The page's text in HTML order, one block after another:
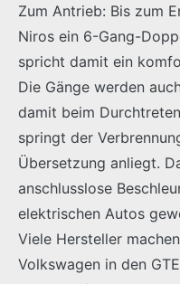
Zum Antrieb: Bis zum
Niros ein 6-Gang-
spricht damit ein
Die Gänge werden
damit beim
springt der
Übersetzung anliegt.
anschlusslose
elektrischen Autos
Viele Hersteller
Volkswagen in den